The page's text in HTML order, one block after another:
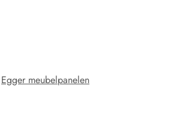
Egger meubelpanelen